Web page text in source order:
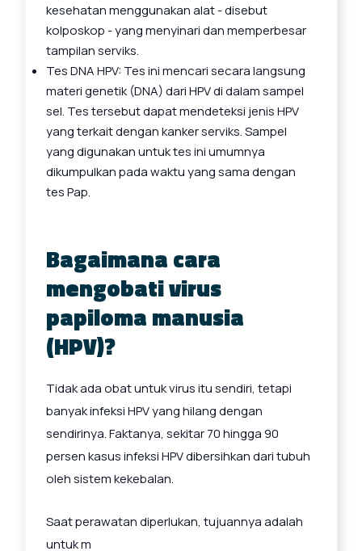
kesehatan menggunakan alat - disebut
kolposkop - yang menyinari dan memperbesar
tampilan serviks.
Tes DNA HPV: Tes ini mencari secara langsung
materi genetik (DNA) dari HPV di dalam sampel
sel. Tes tersebut dapat mendeteksi jenis HPV
yang terkait dengan kanker serviks. Sampel
yang digunakan untuk tes ini umumnya
dikumpulkan pada waktu yang sama dengan
tes Pap.
Bagaimana cara
mengobati virus
papiloma manusia
(HPV)?
Tidak ada obat untuk virus itu sendiri, tetapi
banyak infeksi HPV yang hilang dengan
sendirinya. Faktanya, sekitar 70 hingga 90
persen kasus infeksi HPV dibersihkan dari tubuh
oleh sistem kekebalan.
Saat perawatan diperlukan, tujuannya adalah
untuk m